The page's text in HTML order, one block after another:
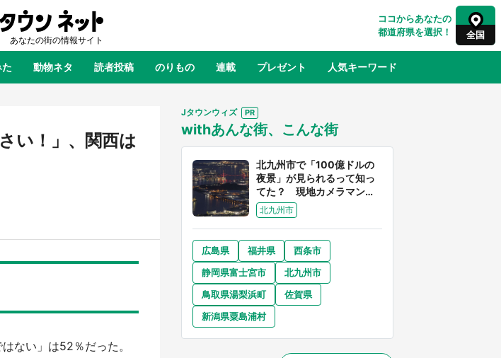
ココからあなたの
都道府県を選択！
全国
全国
青森 岩手 宮城 山形 福島
千葉 東京 神奈川
奈良 和歌山
山口
大分 宮崎
動物ネタ 読者投稿 のりもの 連載 プレゼント 人気キーワード
とう 物語がはじまる町へ ふるさと納税
8
舗「鐘崎」コラボで限定グッズも【8
『小林さんちのメイドラゴン』と舞台
のモデル・越谷がコラボ 田んぼアー
トの見頃にあわせて企画続々【7／31
～】
もっとみる
い！」、関西は
ない」は52％だった。
Jタウンウィズ
withあんな街、こんな街
北九州市で「100億ドルの
夜景」が見られるって知っ
てた？ 現地カメラマンに
聞く、きらめく光を捉える
方法
北九州市
広島県 福井県
西条市
静岡県富士宮市
北九州市
鳥取県湯梨浜町
佐賀県
新潟県粟島浦村